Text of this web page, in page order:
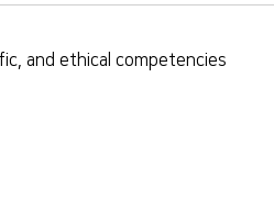
and ethical competencies